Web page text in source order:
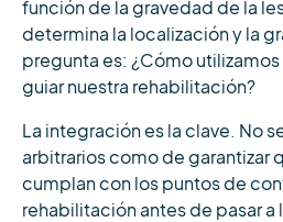
función de la gravedad de la
determina la localización y la
pregunta es: ¿Cómo
guiar nuestra rehabilitación?
La integración es la clave. No
arbitrarios como de garantizar
cumplan con los puntos de
rehabilitación antes de pasar a